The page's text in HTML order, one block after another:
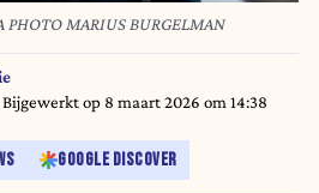
PHOTO MARIUS BURGELMAN
Bijgewerkt op 8 maart 2026 om 14:38
GOOGLE DISCOVER